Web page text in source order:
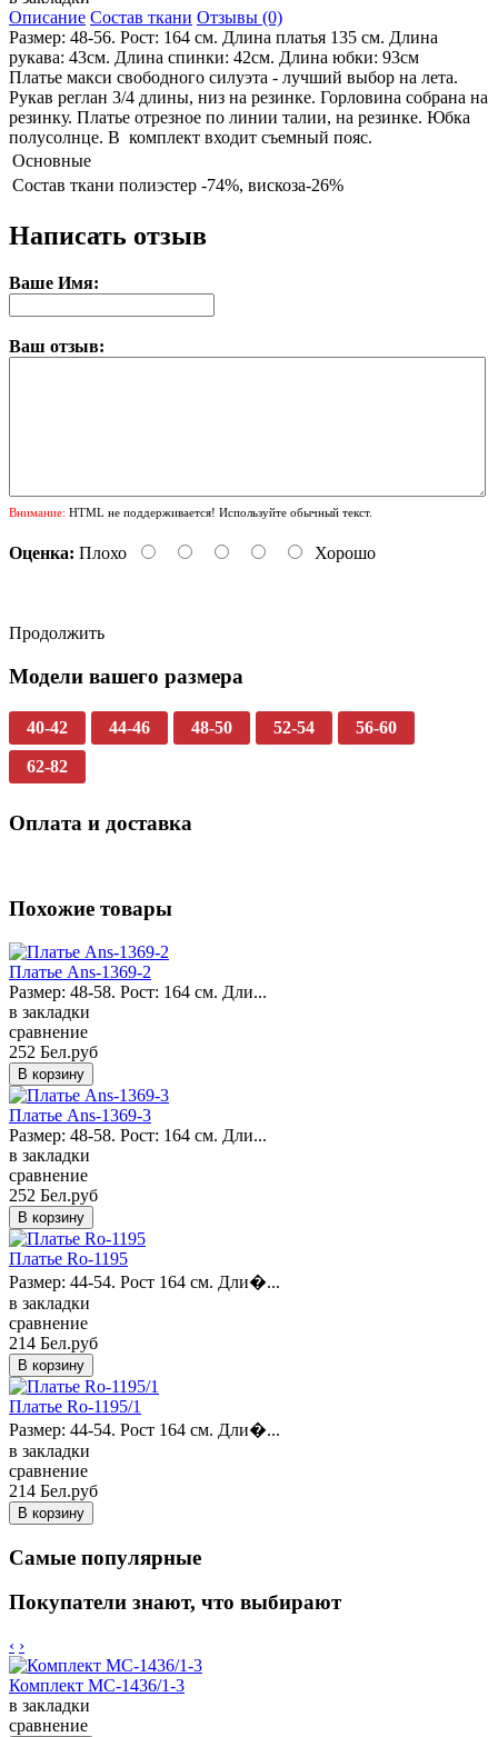
Описание Состав ткани Отзывы (0)
Размер: 48-56. Рост: 164 см. Длина платья 135 см. Длина
рукава: 43см. Длина спинки: 42см. Длина юбки: 93см
Платье макси свободного силуэта - лучший выбор на лета.
Рукав реглан 3/4 длины, низ на резинке. Горловина собрана на
резинку. Платье отрезное по линии талии, на резинке. Юбка
полусолнце. В комплект входит съемный пояс.
Основные
Состав ткани полиэстер -74%, вискоза-26%
Написать отзыв
Ваше Имя:
Ваш отзыв:
Внимание: HTML не поддерживается! Используйте обычный текст.
Оценка: Плохо Хорошо
Продолжить
Модели вашего размера
40-42 44-46 48-50 52-54 56-60
62-82
Оплата и доставка
Похожие товары
Платье Ans-1369-2
Размер: 48-58. Рост: 164 см. Дли...
в закладки
сравнение
252 Бел.руб
Платье Ans-1369-3
Размер: 48-58. Рост: 164 см. Дли...
в закладки
сравнение
252 Бел.руб
Платье Ro-1195
Размер: 44-54. Рост 164 см. Дли�...
в закладки
сравнение
214 Бел.руб
Платье Ro-1195/1
Размер: 44-54. Рост 164 см. Дли�...
в закладки
сравнение
214 Бел.руб
Самые популярные
Покупатели знают, что выбирают
‹ ›
Комплект MC-1436/1-3
в закладки
сравнение